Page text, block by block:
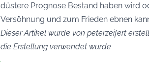
düstere Prognose Bestand haben wird
Versöhnung und zum Frieden ebnen
Dieser Artikel wurde von peterzeifert
die Erstellung verwendet wurde